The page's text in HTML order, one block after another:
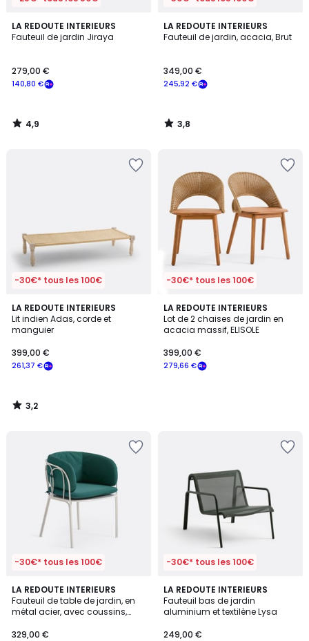
LA REDOUTE INTERIEURS
Fauteuil de jardin Jiraya
140,80 €
279,00 €
4,9
/ 5
4,9
/
LA REDOUTE INTERIEURS
Fauteuil de jardin, acacia, Brut
245,92 €
349,00 €
3,8
/ 5
3,8
/
-30€* tous les 100€
LA REDOUTE INTERIEURS
Lit indien Adas, corde et
manguier
261,37 €
399,00 €
3,2
/ 5
3,2
/
-30€* tous les 100€
LA REDOUTE INTERIEURS
Lot de 2 chaises de jardin en
acacia massif, ELISOLE
279,66 €
399,00 €
-30€* tous les 100€
LA REDOUTE INTERIEURS
Fauteuil de table de jardin, en
métal acier, avec coussins,
329,00 €
-30€* tous les 100€
LA REDOUTE INTERIEURS
Fauteuil bas de jardin
aluminium et textilène Lysa
249,00 €
4
/
5